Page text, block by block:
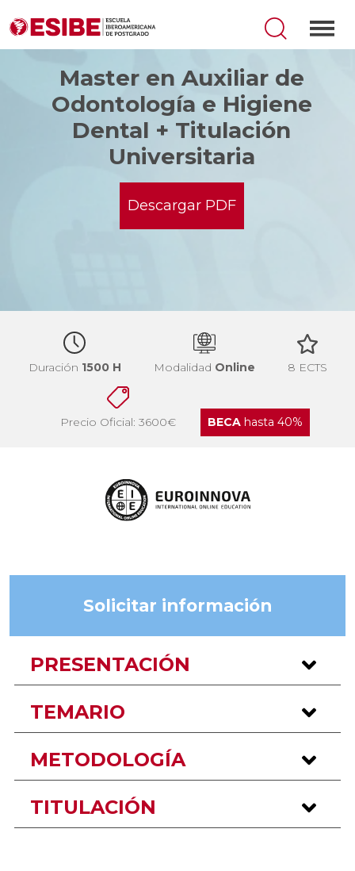
Master en Auxiliar de
Odontología e Higiene
Dental + Titulación
Universitaria
Descargar PDF
Duración 1500 H Modalidad Online 8 ECTS
Precio Oficial: 3600€ BECAhasta 40%
Solicitar información
PRESENTACIÓN
TEMARIO
METODOLOGÍA
TITULACIÓN